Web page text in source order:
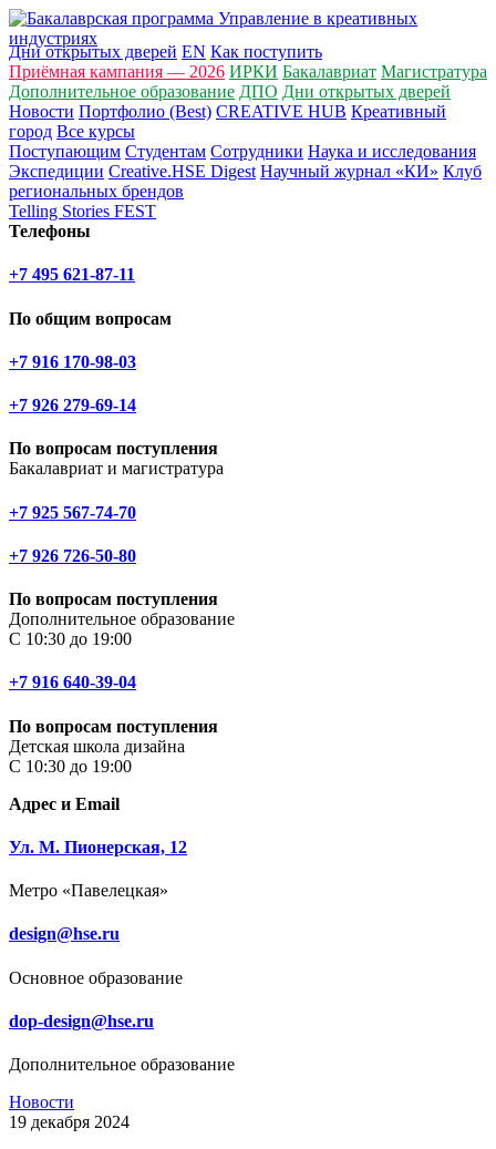
Дни открытых дверей EN Как поступить
Приёмная кампания — 2026 ИРКИ Бакалавриат Магистратура
Дополнительное образование ДПО Дни открытых дверей
Новости Портфолио (Best) CREATIVE HUB Креативный
город Все курсы
Поступающим Студентам Сотрудники Наука и исследования
Экспедиции Creative.HSE Digest Научный журнал «КИ» Клуб
региональных брендов
Telling Stories FEST
Телефоны
+7 495 621-87-11
По общим вопросам
+7 916 170-98-03
+7 926 279-69-14
По вопросам поступления
Бакалавриат и магистратура
+7 925 567-74-70
+7 926 726-50-80
По вопросам поступления
Дополнительное образование
С 10:30 до 19:00
+7 916 640-39-04
По вопросам поступления
Детская школа дизайна
С 10:30 до 19:00
Адрес и Email
Ул. М. Пионерская, 12
Метро «Павелецкая»
design@hse.ru
Основное образование
dop-design@hse.ru
Дополнительное образование
Новости
19 декабря 2024